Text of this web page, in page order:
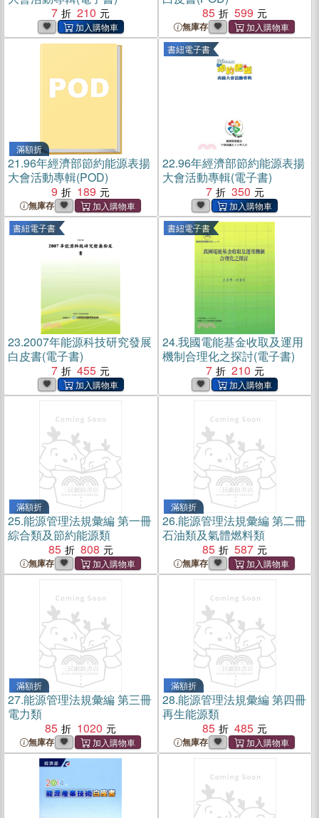
7
210
85
599
無庫存
滿額折
21.96年經濟部節約能源表揚
大會活動專輯(POD)
9
189
無庫存
書紐電子書
22.96年經濟部節約能源表揚
大會活動專輯(電子書)
7
350
書紐電子書
23.2007年能源科技研究發展
白皮書(電子書)
7
455
書紐電子書
24.我國電能基金收取及運用
機制合理化之探討(電子書)
7
210
滿額折
25.能源管理法規彙編 第一冊
綜合類及節約能源類
85
808
無庫存
滿額折
26.能源管理法規彙編 第二冊
石油類及氣體燃料類
85
587
無庫存
滿額折
27.能源管理法規彙編 第三冊
電力類
85
1020
無庫存
滿額折
28.能源管理法規彙編 第四冊
再生能源類
85
485
無庫存